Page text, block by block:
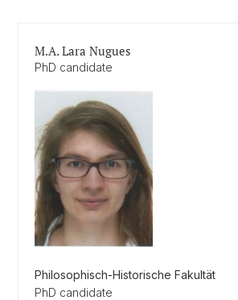
M.A. Lara Nugues
PhD candidate
Philosophisch-Historische Fakultät
PhD candidate